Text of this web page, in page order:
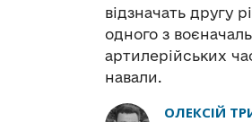
відзначать другу
одного з
артилерійських
навали.
ОЛЕКСІЙ